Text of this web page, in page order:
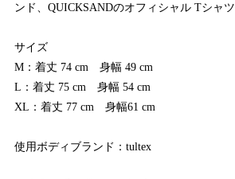
ンド、QUICKSANDのオフィシャル Tシャツ
サイズ
M：着丈 74 cm 身幅 49 cm
L：着丈 75 cm 身幅 54 cm
XL：着丈 77 cm 身幅61 cm
使用ボディブランド：tultex